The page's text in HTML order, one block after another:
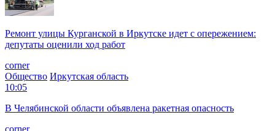
Ремонт улицы Курганской в Иркутске идет с опережением:
депутаты оценили ход работ
corner
Общество Иркутская область
10:05
В Челябинской области объявлена ракетная опасность
corner